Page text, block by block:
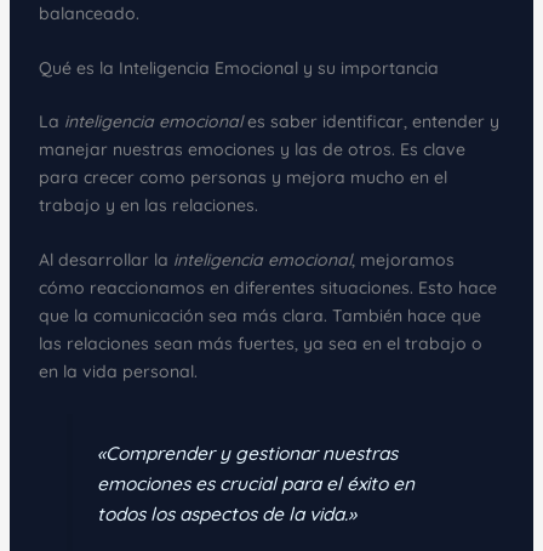
balanceado.
Qué es la Inteligencia Emocional y su importancia
La inteligencia emocionales saber identificar, entender y
manejar nuestras emociones y las de otros. Es clave
para crecer como personas y mejora mucho en el
trabajo y en las relaciones.
Al desarrollar la inteligencia emocional, mejoramos
cómo reaccionamos en diferentes situaciones. Esto hace
que la comunicación sea más clara. También hace que
las relaciones sean más fuertes, ya sea en el trabajo o
en la vida personal.
«Comprender y gestionar nuestras
emociones es crucial para el éxito en
todos los aspectos de la vida.»